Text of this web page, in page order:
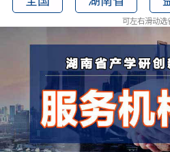
可左右滑动选